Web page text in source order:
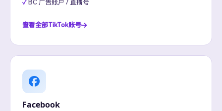
BC 广告账户 / 直播号
查看全部TikTok账号
Facebook